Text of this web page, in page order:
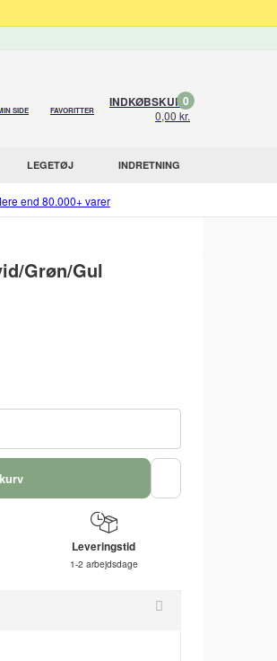
SIDE FAVORITTER
INDKØBSKURV
0,00 kr.
0
LEGETØJ INDRETNING
end 80.000+ varer
Grøn/Gul
Leveringstid
1-2 arbejdsdage